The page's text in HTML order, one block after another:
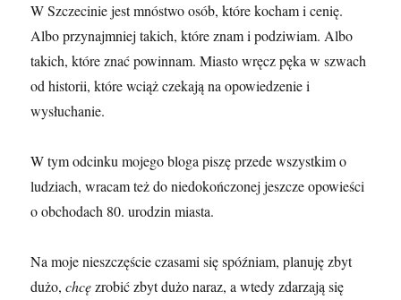
W Szczecinie jest mnóstwo osób, które kocham i cenię.
Albo przynajmniej takich, które znam i podziwiam. Albo
takich, które znać powinnam. Miasto wręcz pęka w szwach
od historii, które wciąż czekają na opowiedzenie i
wysłuchanie.
W tym odcinku mojego bloga piszę przede wszystkim o
ludziach, wracam też do niedokończonej jeszcze opowieści
o obchodach 80. urodzin miasta.
Na moje nieszczęście czasami się spóźniam, planuję zbyt
dużo,chcęzrobić zbyt dużo naraz, a wtedy zdarzają się